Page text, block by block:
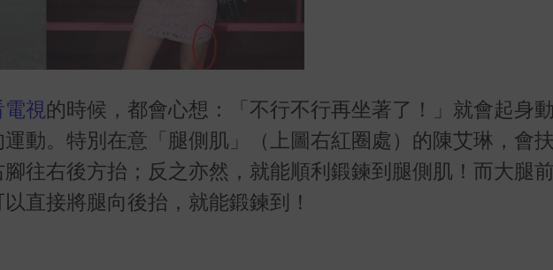
電視的時候，都會心想：「不行不行再坐著了！」就會起身
運動。特別在意「腿側肌」（上圖右紅圈處）的陳艾琳，會
往右後方抬；反之亦然，就能順利鍛鍊到腿側肌！而大腿
直接將腿向後抬，就能鍛鍊到！